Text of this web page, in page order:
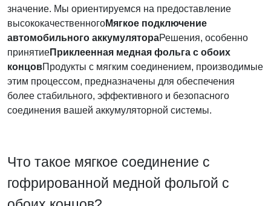
значение. Мы ориентируемся на предоставление
высококачественногоМягкое подключение
автомобильного аккумулятораРешения, особенно
принятиеПриклеенная медная фольга с обоих
концовПродукты с мягким соединением, производимые
этим процессом, предназначены для обеспечения
более стабильного, эффективного и безопасного
соединения вашей аккумуляторной системы.
Что такое мягкое соединение с
гофрированной медной фольгой с